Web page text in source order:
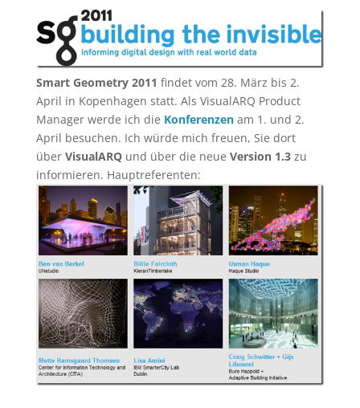
Smart Geometry 2011 findet vom 28. März bis 2.
April in Kopenhagen statt. Als VisualARQ Product
Manager werde ich die Konferenzenam 1. und 2.
April besuchen. Ich würde mich freuen, Sie dort
über VisualARQund über die neue Version 1.3zu
informieren. Hauptreferenten: